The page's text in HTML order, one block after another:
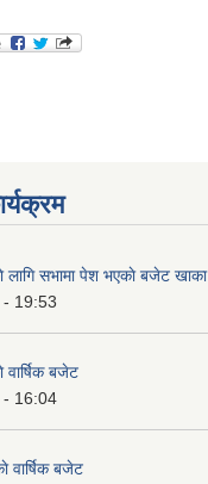
सभामा पेश भएकाे बजेट खाका
19:53
बजेट
16:04
बजेट